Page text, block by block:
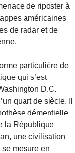
de riposter à
américaines
de radar et de
particulière de
qui s’est
D.C.
quart de siècle. Il
démentielle
la République
une civilisation
se mesure en